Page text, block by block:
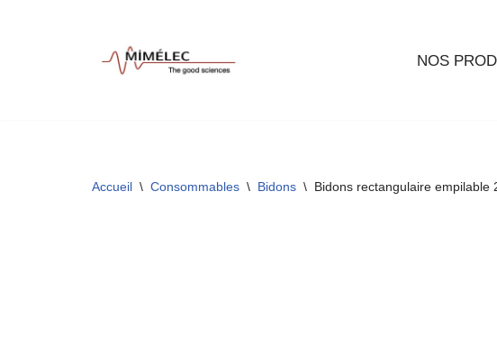
NOS
Accueil \ Consommables \ Bidons \ Bidons rectangulaire empilable